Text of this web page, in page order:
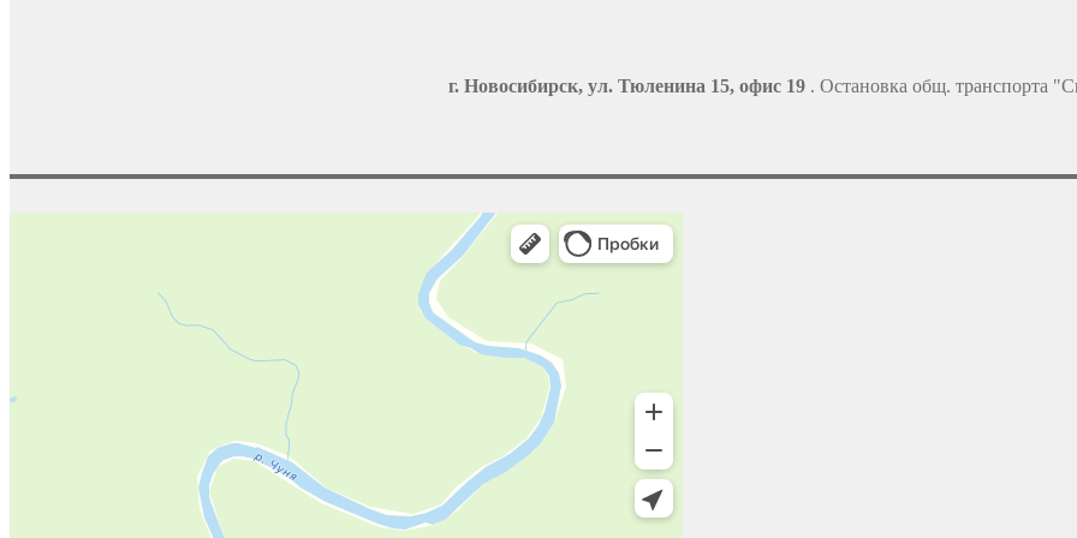
г. Новосибирск, ул. Тюленина 15, офис 19 . Остановка общ. транспорта